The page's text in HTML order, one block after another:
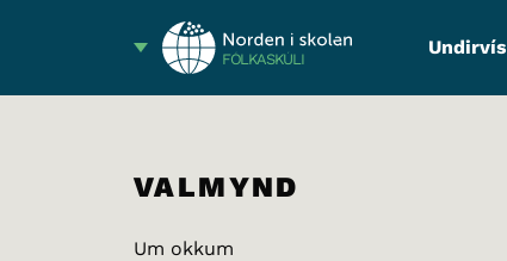
FÓLKASKÚLI
VALMYND
Um okkum